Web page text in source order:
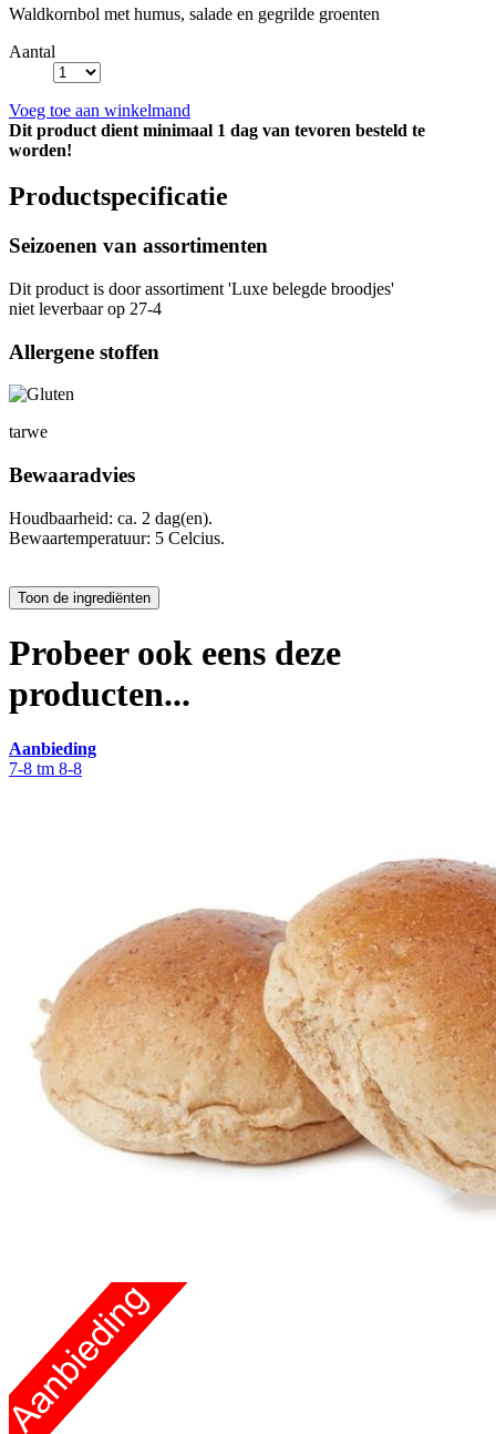
Waldkornbol met humus, salade en gegrilde groenten
Aantal
Voeg toe aan winkelmand
Dit product dient minimaal 1 dag van tevoren besteld te
worden!
Productspecificatie
Seizoenen van assortimenten
Dit product is door assortiment 'Luxe belegde broodjes'
niet leverbaar op 27-4
Allergene stoffen
tarwe
Bewaaradvies
Houdbaarheid: ca. 2 dag(en).
Bewaartemperatuur: 5 Celcius.
Probeer ook eens deze
producten...
Aanbieding
7-8 tm 8-8